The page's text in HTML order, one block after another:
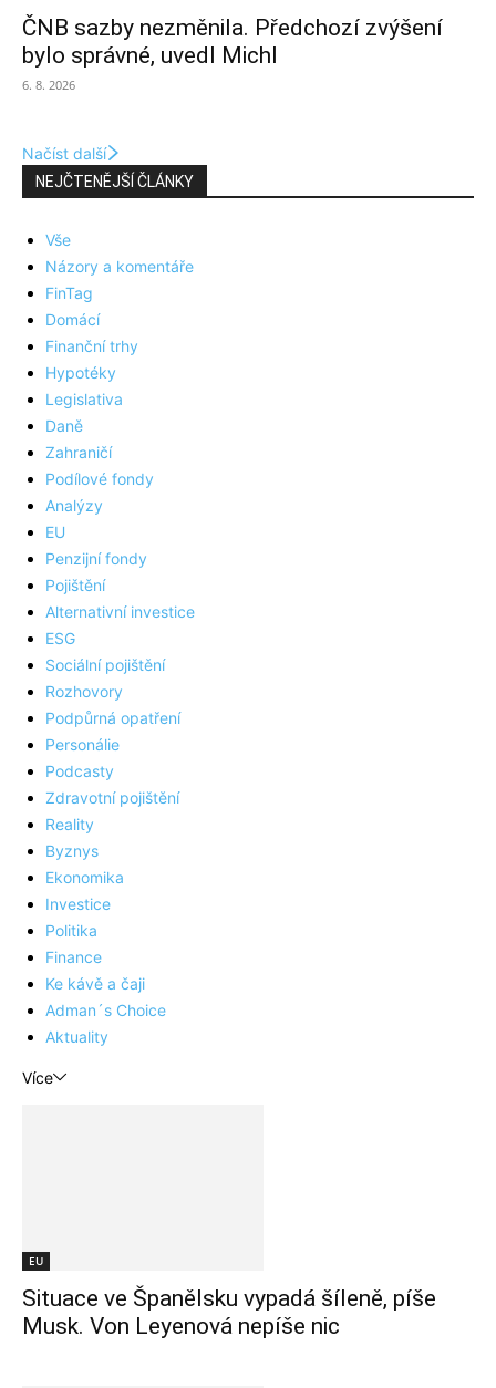
ČNB sazby nezměnila. Předchozí zvýšení
bylo správné, uvedl Michl
6. 8. 2026
Načíst další
NEJČTENĚJŠÍ ČLÁNKY
Vše
Názory a komentáře
FinTag
Domácí
Finanční trhy
Hypotéky
Legislativa
Daně
Zahraničí
Podílové fondy
Analýzy
EU
Penzijní fondy
Pojištění
Alternativní investice
ESG
Sociální pojištění
Rozhovory
Podpůrná opatření
Personálie
Podcasty
Zdravotní pojištění
Reality
Byznys
Ekonomika
Investice
Politika
Finance
Ke kávě a čaji
Adman´s Choice
Aktuality
Více
EU
Situace ve Španělsku vypadá šíleně, píše
Musk. Von Leyenová nepíše nic